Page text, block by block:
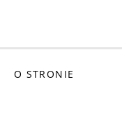
O STRONIE